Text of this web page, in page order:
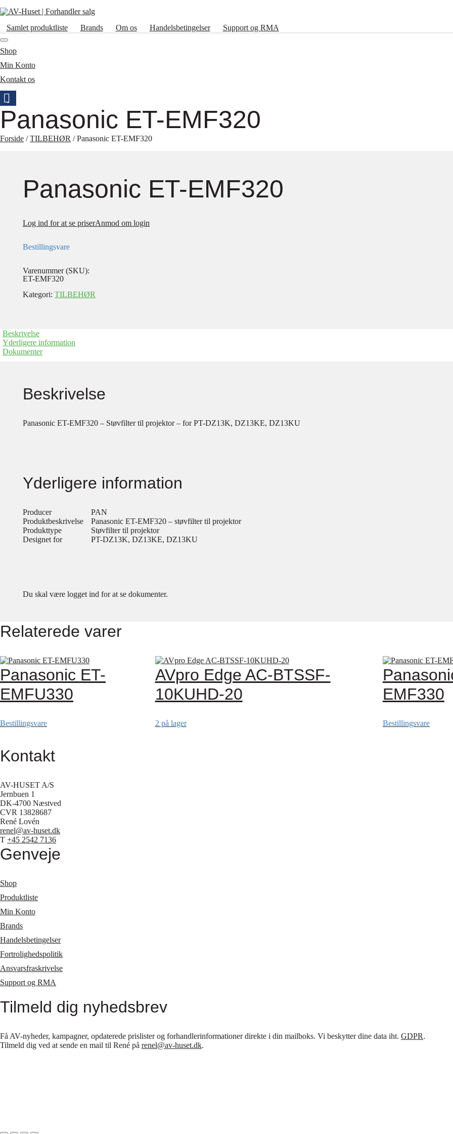
Samlet produktliste Brands Om os Handelsbetingelser Support og RMA
Shop
Min Konto
Kontakt os
Panasonic ET-EMF320
Forside /TILBEHØR / Panasonic ET-EMF320
Panasonic ET-EMF320
Log ind for at se priserAnmod om login
Bestillingsvare
Varenummer (SKU):
ET-EMF320
Kategori: TILBEHØR
Beskrivelse
Yderligere information
Dokumenter
Beskrivelse
Panasonic ET-EMF320 – Støvfilter til projektor – for PT-DZ13K, DZ13KE, DZ13KU
Yderligere information
Producer
PAN
Produktbeskrivelse
Panasonic ET-EMF320 – støvfilter til projektor
Produkttype
Støvfilter til projektor
Designet for
PT-DZ13K, DZ13KE, DZ13KU
Du skal være logget ind for at se dokumenter.
Relaterede varer
Panasonic ET-
EMFU330
Bestillingsvare
AVpro Edge AC-BTSSF-
10KUHD-20
2 på lager
EMF330
Bestillingsvare
Kontakt
AV-HUSET A/S
Jernbuen 1
DK-4700 Næstved
CVR 13828687
René Lovén
renel@av-huset.dk
T +45 2542 7136
Genveje
Shop
Produktliste
Min Konto
Brands
Handelsbetingelser
Fortrolighedspolitik
Ansvarsfraskrivelse
Support og RMA
Tilmeld dig nyhedsbrev
Få AV-nyheder, kampagner, opdaterede prislister og forhandlerinformationer direkte i din mailboks. Vi beskytter dine data iht. GDPR.
Tilmeld dig ved at sende en mail til René på renel@av-huset.dk.